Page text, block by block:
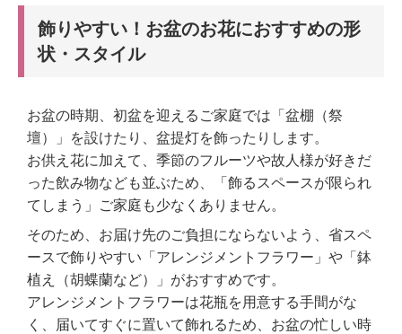
飾りやすい！お盆のお花におすすめの形
状・スタイル
お盆の時期、初盆を迎えるご家庭では「盆棚（祭
壇）」を設けたり、盆提灯を飾ったりします。
お供え花に加えて、季節のフルーツや故人様が好きだ
った飲み物なども並ぶため、「飾るスペースが限られ
てしまう」ご家庭も少なくありません。
そのため、お届け先のご負担にならないよう、省スペ
ースで飾りやすい「アレンジメントフラワー」や「鉢
植え（胡蝶蘭など）」がおすすめです。
アレンジメントフラワーは花瓶を用意する手間がな
く、届いてすぐに置いて飾れるため、お盆の忙しい時